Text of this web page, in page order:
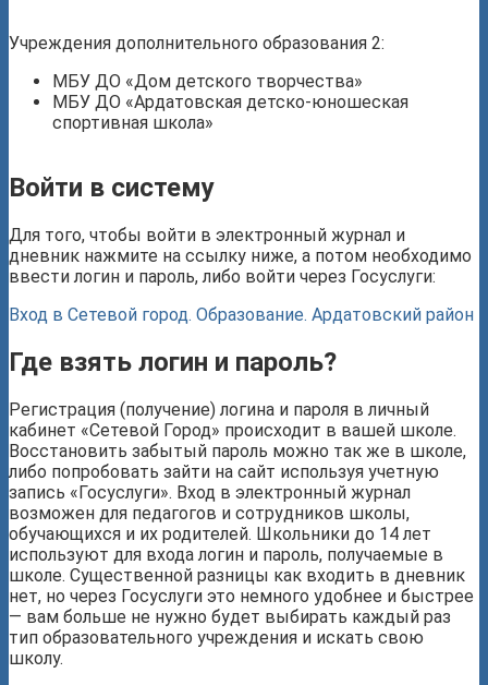
Учреждения дополнительного образования 2:
МБУ ДО «Дом детского творчества»
МБУ ДО «Ардатовская детско-юношеская
спортивная школа»
Войти в систему
Для того, чтобы войти в электронный журнал и
дневник нажмите на ссылку ниже, а потом необходимо
ввести логин и пароль, либо войти через Госуслуги:
Вход в Сетевой город. Образование. Ардатовский район
Где взять логин и пароль?
Регистрация (получение) логина и пароля в личный
кабинет «Сетевой Город» происходит в вашей школе.
Восстановить забытый пароль можно так же в школе,
либо попробовать зайти на сайт используя учетную
запись «Госуслуги». Вход в электронный журнал
возможен для педагогов и сотрудников школы,
обучающихся и их родителей. Школьники до 14 лет
используют для входа логин и пароль, получаемые в
школе. Существенной разницы как входить в дневник
нет, но через Госуслуги это немного удобнее и быстрее
— вам больше не нужно будет выбирать каждый раз
тип образовательного учреждения и искать свою
школу.